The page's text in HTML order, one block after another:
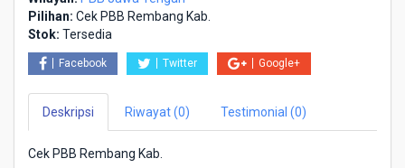
Pilihan: Cek PBB Rembang Kab.
Stok: Tersedia
Facebook Twitter Google+
Deskripsi Riwayat (0) Testimonial (0)
Cek PBB Rembang Kab.